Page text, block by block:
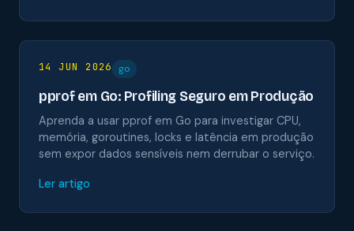
14 JUN 2026 go
pprof em Go: Profiling Seguro em Produção
Aprenda a usar pprof em Go para investigar CPU,
memória, goroutines, locks e latência em produção
sem expor dados sensíveis nem derrubar o serviço.
Ler artigo